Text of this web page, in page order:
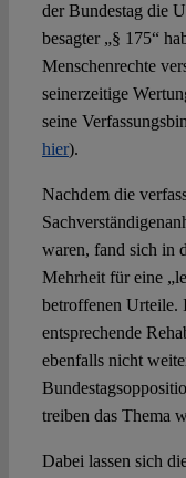
der Bundestag die
besagter „§ 175“
Menschenrechte
seinerzeitige
seine
hier).
Nachdem die
waren, fand sich in
Mehrheit für eine
betroffenen Urteile.
entsprechende
ebenfalls nicht
treiben das Thema
Dabei lassen sich